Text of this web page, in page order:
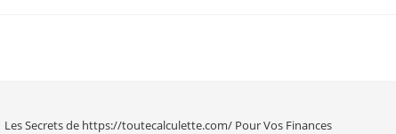
Les Secrets de https://toutecalculette.com/ Pour Vos Finances